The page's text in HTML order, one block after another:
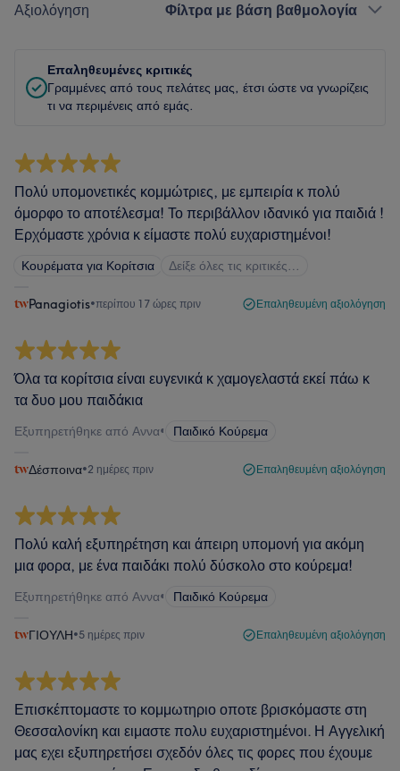
Αξιολόγηση Φίλτρα με βάση βαθμολογία
Επαληθευμένες κριτικές
Γραμμένες από τους πελάτες μας, έτσι ώστε να γνωρίζεις
τι να περιμένεις από εμάς.
Πολύ υπομονετικές κομμώτριες, με εμπειρία κ πολύ
όμορφο το αποτέλεσμα! Το περιβάλλον ιδανικό για παιδιά !
Ερχόμαστε χρόνια κ είμαστε πολύ ευχαριστημένοι!
Κουρέματα για Κορίτσια Δείξε όλες τις κριτικές…
Panagiotis•περίπου 17 ώρες πριν Επαληθευμένη αξιολόγηση
Όλα τα κορίτσια είναι ευγενικά κ χαμογελαστά εκεί πάω κ
τα δυο μου παιδάκια
Εξυπηρετήθηκε από Αννα• Παιδικό Κούρεμα
Δέσποινα•2 ημέρες πριν Επαληθευμένη αξιολόγηση
Πολύ καλή εξυπηρέτηση και άπειρη υπομονή για ακόμη
μια φορα, με ένα παιδάκι πολύ δύσκολο στο κούρεμα!
Εξυπηρετήθηκε από Αννα• Παιδικό Κούρεμα
ΓΙΟΥΛΗ•5 ημέρες πριν Επαληθευμένη αξιολόγηση
Επισκέπτομαστε το κομμωτηριο οποτε βρισκόμαστε στη
Θεσσαλονίκη και ειμαστε πολυ ευχαριστημένοι. Η Αγγελική
μας εχει εξυπηρετήσει σχεδόν όλες τις φορες που έχουμε